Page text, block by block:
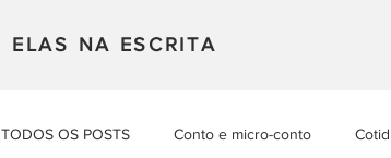
ELAS NA ESCRITA
TODOS OS POSTS Conto e micro-conto